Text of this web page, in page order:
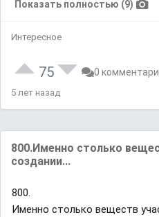
Показать полностью (9)
Интересное
75 0
5 лет назад
800.Именно столько
создании...
800.
Именно столько веществ